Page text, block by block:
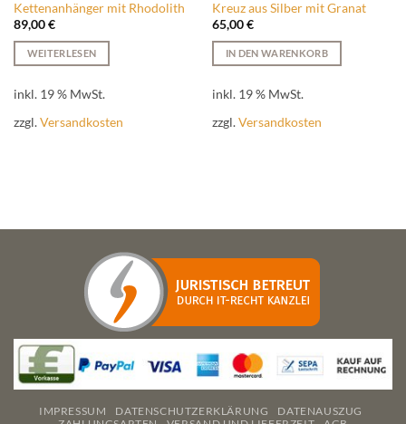
Kettenanhänger mit Rhodolith
89,00€
WEITERLESEN
inkl. 19 % MwSt.
zzgl.Versandkosten
Kreuz aus Silber mit Granat
65,00€
IN DEN WARENKORB
inkl. 19 % MwSt.
zzgl.Versandkosten
IMPRESSUM DATENSCHUTZERKLÄRUNG
DATENAUSZUG